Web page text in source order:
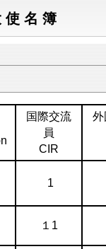
名簿
国際交流
員
CIR
外
1
１1